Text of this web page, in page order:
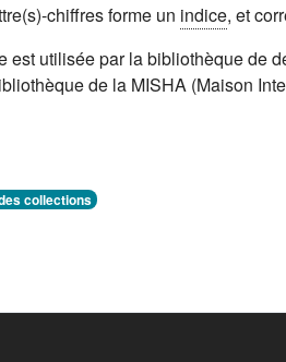
chiffres forme un indice, et
est utilisée par la bibliothèque de
de la MISHA (Maison
collections